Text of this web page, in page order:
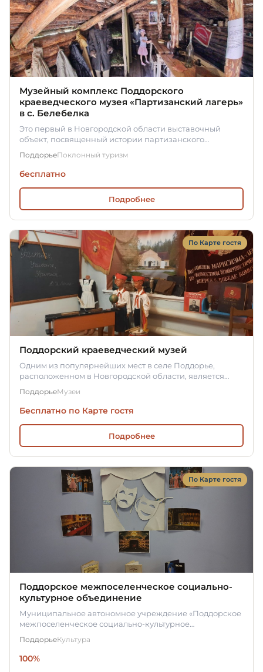
Музейный комплекс Поддорского
краеведческого музея «Партизанский лагерь»
в с. Белебелка
Это первый в Новгородской области выставочный
объект, посвященный истории партизанского
ПоддорьеПоклонный туризм
бесплатно
Подробнее
По Карте гостя
Поддорский краеведческий музей
Одним из популярнейших мест в селе Поддорье,
расположенном в Новгородской области, является
ПоддорьеМузеи
Бесплатно по Карте гостя
Подробнее
По Карте гостя
Поддорское межпоселенческое социально-
культурное объединение
Муниципальное автономное учреждение «Поддорское
межпоселенческое социально-культурное
ПоддорьеКультура
100%